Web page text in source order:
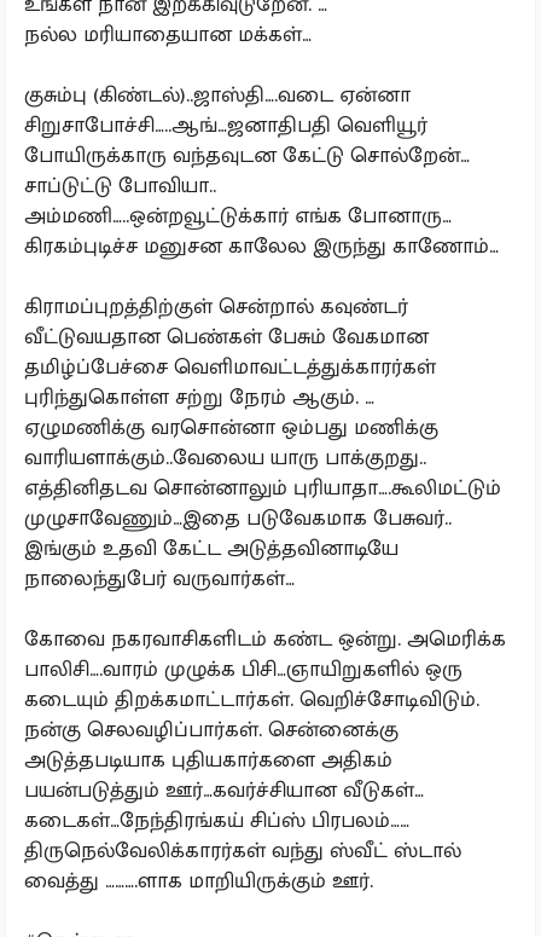
நல்ல மரியாதையான மக்கள்…
குசும்பு (கிண்டல்)..ஜாஸ்தி….வடை ஏன்னா
சிறுசாபோச்சி…..ஆங்…ஜனாதிபதி வெளியூர்
போயிருக்காரு வந்தவுடன கேட்டு சொல்றேன்…
சாப்டுட்டு போவியா..
அம்மணி…..ஒன்றவூட்டுக்கார் எங்க போனாரு…
கிரகம்புடிச்ச மனுசன காலேல இருந்து காணோம்…
கிராமப்புறத்திற்குள் சென்றால் கவுண்டர்
வீட்டுவயதான பெண்கள் பேசும் வேகமான
தமிழ்ப்பேச்சை வெளிமாவட்டத்துக்காரர்கள்
புரிந்துகொள்ள சற்று நேரம் ஆகும். …
ஏழுமணிக்கு வரசொன்னா ஒம்பது மணிக்கு
வாரியளாக்கும்..வேலைய யாரு பாக்குறது..
எத்தினிதடவ சொன்னாலும் புரியாதா….கூலிமட்டும்
முழுசாவேணும்…இதை படுவேகமாக பேசுவர்..
இங்கும் உதவி கேட்ட அடுத்தவினாடியே
நாலைந்துபேர் வருவார்கள்…
கோவை நகரவாசிகளிடம் கண்ட ஒன்று. அமெரிக்க
பாலிசி….வாரம் முழுக்க பிசி…ஞாயிறுகளில் ஒரு
கடையும் திறக்கமாட்டார்கள். வெறிச்சோடிவிடும்.
நன்கு செலவழிப்பார்கள். சென்னைக்கு
அடுத்தபடியாக புதியகார்களை அதிகம்
பயன்படுத்தும் ஊர்…கவர்ச்சியான வீடுகள்…
கடைகள்…நேந்திரங்கய் சிப்ஸ் பிரபலம்……
திருநெல்வேலிக்காரர்கள் வந்து ஸ்வீட் ஸ்டால்
வைத்து ……….ளாக மாறியிருக்கும் ஊர்.